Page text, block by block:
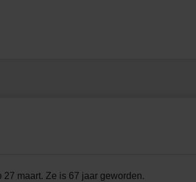
maart. Ze is 67 jaar geworden.